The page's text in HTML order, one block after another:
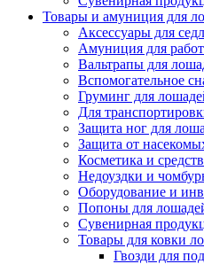
Товары и амуниция для
Аксессуары для
Амуниция для
Вальтрапы для
Вспомогательное
Груминг для
Для
Защита ног для
Защита от
Косметика и
Недоуздки и
Оборудование и
Попоны для
Сувенирная
Товары для ковки
Гвозди для